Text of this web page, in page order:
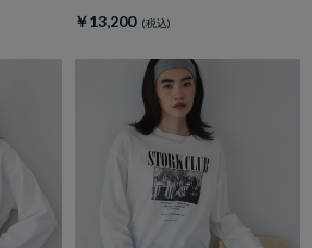
￥13,200